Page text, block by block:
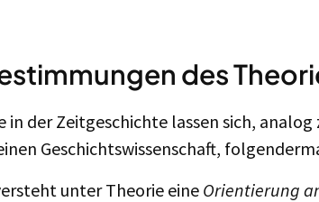
des
der Zeitgeschichte lassen sich, analog
Geschichtswissenschaft,
unter Theorie eine Orientierung